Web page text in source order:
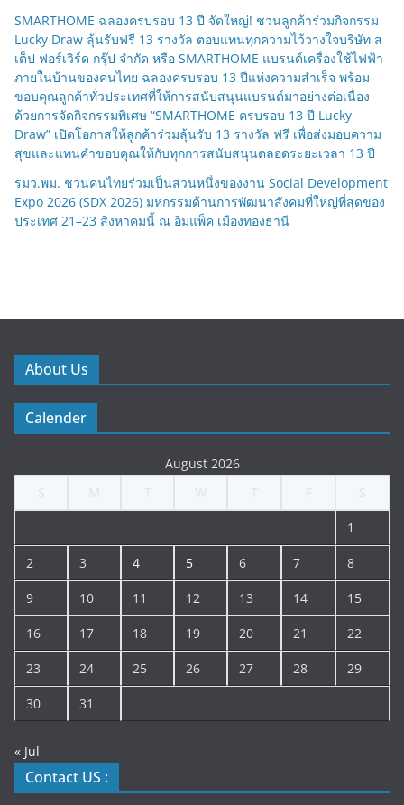
SMARTHOME ฉลองครบรอบ 13 ปี จัดใหญ่! ชวนลูกค้าร่วมกิจกรรม
Lucky Draw ลุ้นรับฟรี 13 รางวัล ตอบแทนทุกความไว้วางใจบริษัท ส
เต็ป ฟอร์เวิร์ด กรุ๊ป จำกัด หรือ SMARTHOME แบรนด์เครื่องใช้ไฟฟ้า
ภายในบ้านของคนไทย ฉลองครบรอบ 13 ปีแห่งความสำเร็จ พร้อม
ขอบคุณลูกค้าทั่วประเทศที่ให้การสนับสนุนแบรนด์มาอย่างต่อเนื่อง
ด้วยการจัดกิจกรรมพิเศษ “SMARTHOME ครบรอบ 13 ปี Lucky
Draw” เปิดโอกาสให้ลูกค้าร่วมลุ้นรับ 13 รางวัล ฟรี เพื่อส่งมอบความ
สุขและแทนคำขอบคุณให้กับทุกการสนับสนุนตลอดระยะเวลา 13 ปี
รมว.พม. ชวนคนไทยร่วมเป็นส่วนหนึ่งของงาน Social Development
Expo 2026 (SDX 2026) มหกรรมด้านการพัฒนาสังคมที่ใหญ่ที่สุดของ
ประเทศ 21–23 สิงหาคมนี้ ณ อิมแพ็ค เมืองทองธานี
About Us
Calender
August 2026
1
2 3 4 5 6 7 8
9 10 11 12 13 14 15
16 17 18 19 20 21 22
23 24 25 26 27 28 29
30 31
« Jul
Contact US :